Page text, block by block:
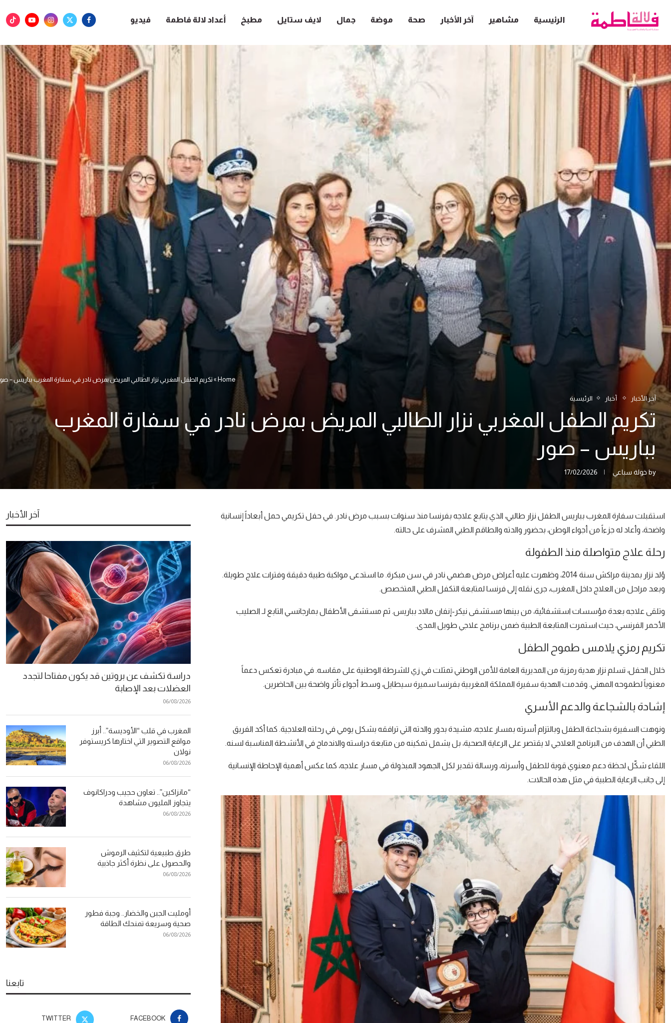
الرئيسية مشاهير آخر الأخبار صحة موضة جمال لايف ستايل مطبخ أعداد لالة فاطمة فيديو
Home
»تكريم الطفل المغربي نزار الطالبي المريض بمرض نادر في سفارة المغرب بباريس –
آخر الأخبار أخبار الرئيسية
تكريم الطفل المغربي نزار الطالبي المريض بمرض نادر في سفارة المغرب
بباريس – صور
by خولة سباعي 17/02/2026
استقبلت سفارة المغرب بباريس الطفل نزار طالبي، الذي يتابع علاجه بفرنسا منذ سنوات بسبب مرض نادر. في حفل تكريمي حمل أبعاداً إنسانية
واضحة، وأعاد له جزءاً من أجواء الوطن، بحضور والدته والطاقم الطبي المشرف على حالته.
رحلة علاج متواصلة منذ الطفولة
وُلد نزار بمدينة مراكش سنة 2014، وظهرت عليه أعراض مرض هضمي نادر في سن مبكرة. ما استدعى مواكبة طبية دقيقة وفترات علاج طويلة.
وبعد مراحل من العلاج داخل المغرب، جرى نقله إلى فرنسا لمتابعة التكفل الطبي المتخصص.
وتلقى علاجه بعدة مؤسسات استشفائية، من بينها مستشفى نيكر-إنفان مالاد بباريس. ثم مستشفى الأطفال بمارجانسي التابع لـ الصليب
الأحمر الفرنسي، حيث استمرت المتابعة الطبية ضمن برنامج علاجي طويل المدى.
تكريم رمزي يلامس طموح الطفل
خلال الحفل، تسلم نزار هدية رمزية من المديرية العامة للأمن الوطني تمثلت في زي للشرطة الوطنية على مقاسه. في مبادرة تعكس دعماً
معنوياً لطموحه المهني. وقدمت الهدية سفيرة المملكة المغربية بفرنسا سميرة سيطايل، وسط أجواء تأثر واضحة بين الحاضرين.
إشادة بالشجاعة والدعم الأسري
ونوهت السفيرة بشجاعة الطفل وبالتزام أسرته بمسار علاجه، مشيدة بدور والدته التي ترافقه بشكل يومي في رحلته العلاجية. كما أكد الفريق
الطبي أن الهدف من البرنامج العلاجي لا يقتصر على الرعاية الصحية، بل يشمل تمكينه من متابعة دراسته والاندماج في الأنشطة المناسبة لسنه.
اللقاء شكّل لحظة دعم معنوي قوية للطفل وأسرته، ورسالة تقدير لكل الجهود المبذولة في مسار علاجه، كما عكس أهمية الإحاطة الإنسانية
إلى جانب الرعاية الطبية في مثل هذه الحالات.
آخر الأخبار
دراسة تكشف عن بروتين قد يكون مفتاحا لتجدد
العضلات بعد الإصابة
06/08/2026
المغرب في قلب “الأوديسة”.. أبرز
مواقع التصوير التي اختارها كريستوفر
نولان
06/08/2026
“مانزاكين”.. تعاون حجيب ودراكانوف
يتجاوز المليون مشاهدة
06/08/2026
طرق طبيعية لتكثيف الرموش
والحصول على نظرة أكثر جاذبية
06/08/2026
أومليت الجبن والخضار.. وجبة فطور
صحية وسريعة تمنحك الطاقة
06/08/2026
تابعنا
FACEBOOK
TWITTER